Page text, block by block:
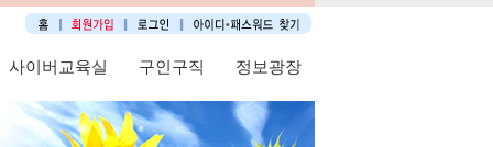
사이버교육실 구인구직 정보광장